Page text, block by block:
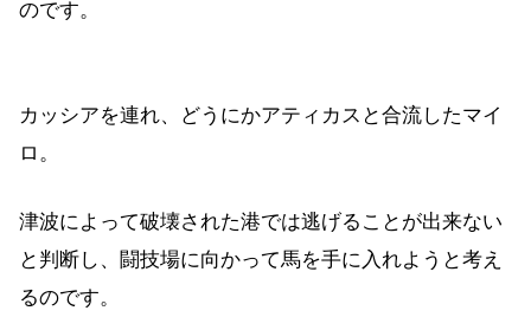
のです。
カッシアを連れ、どうにかアティカスと合流したマイ
ロ。
津波によって破壊された港では逃げることが出来ない
と判断し、闘技場に向かって馬を手に入れようと考え
るのです。